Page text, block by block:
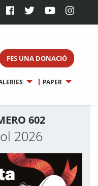
FES UNA DONACIÓ
PAPER
602
2026